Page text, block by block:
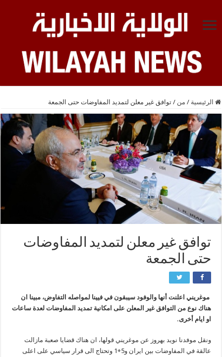
الرئيسية / من / توافق غير معلن لتمديد المفاوضات حتى الجمعة
توافق غير معلن لتمديد المفاوضات
حتى الجمعة
موغريني اعلنت أنها والوفود سيبقون في فيينا لمواصله التفاوض، مبينا ان
هناك نوع من التوافق غير المعلن على امكانية تمديد المفاوضات لعدة ساعات
او ايام أخرى.
ونقل موفدنا نويد بهروز عن موغريني قولها، ان هناك قضايا صعبة مازالت
عالقة في المفاوضات بين ايران و5+1 وتحتاج الى قرار سياسي على اعلى